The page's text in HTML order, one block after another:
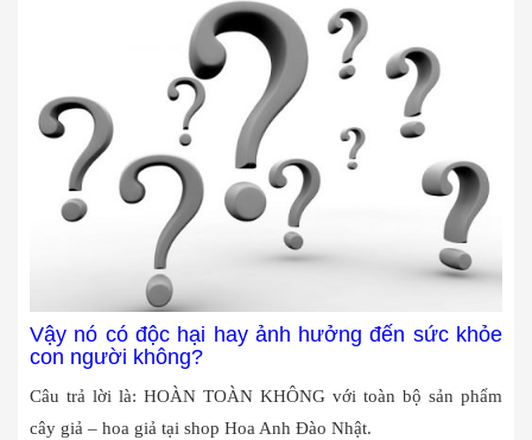
Vậy nó có độc hại hay ảnh hưởng đến sức khỏe
con người không?
Câu trả lời là: HOÀN TOÀN KHÔNG với toàn bộ sản phẩm
cây giả – hoa giả tại shop Hoa Anh Đào Nhật.